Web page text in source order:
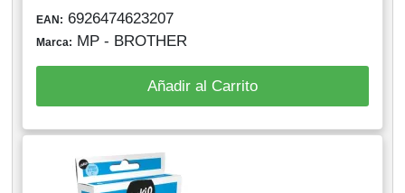
EAN: 6926474623207
Marca: MP - BROTHER
Añadir al Carrito